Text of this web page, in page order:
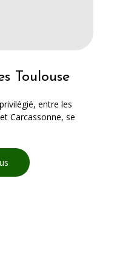
Toulouse
entre les
Carcassonne, se